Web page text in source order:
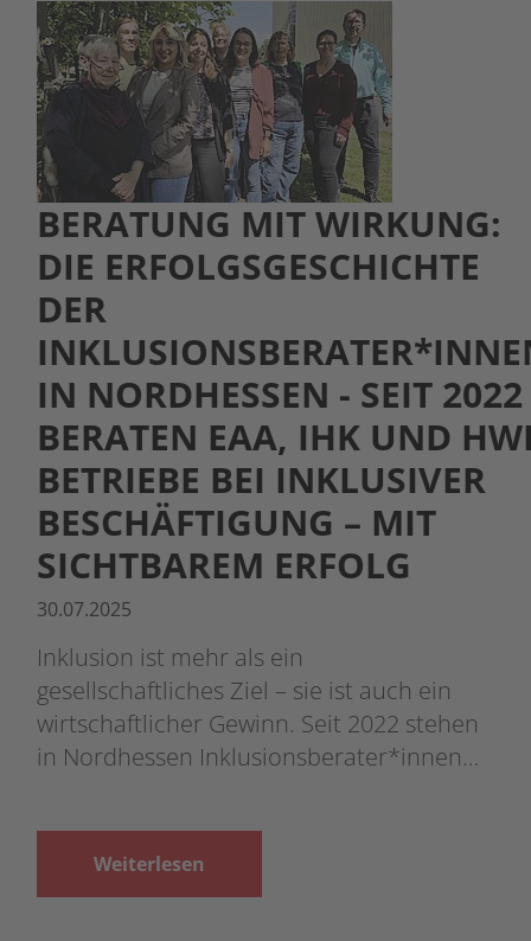
BERATUNG MIT WIRKUNG:
DIE ERFOLGSGESCHICHTE
DER
IN NORDHESSEN - SEIT 2022
BERATEN EAA, IHK UND
BETRIEBE BEI INKLUSIVER
BESCHÄFTIGUNG – MIT
SICHTBAREM ERFOLG
30.07.2025
Inklusion ist mehr als ein
gesellschaftliches Ziel – sie ist auch ein
wirtschaftlicher Gewinn. Seit 2022 stehen
in Nordhessen Inklusionsberater*innen…
Weiterlesen